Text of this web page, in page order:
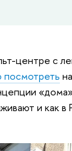
центре
и как